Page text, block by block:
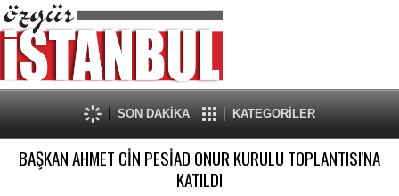
SON DAKİKA KATEGORİLER
BAŞKAN AHMET CİN PESİAD ONUR KURULU TOPLANTISI'NA
KATILDI